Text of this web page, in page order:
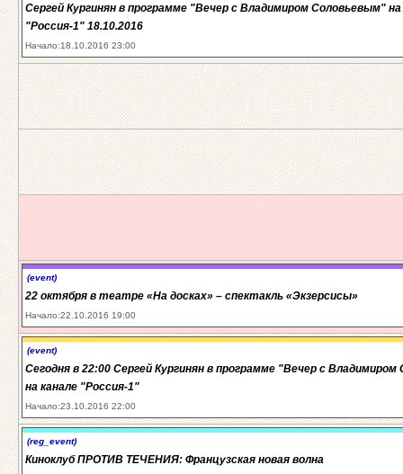
Сергей Кургинян в программе "Вечер с Владимиром Соловьевым" на
"Россия-1" 18.10.2016
Начало:18.10.2016 23:00
(event)
22 октября в театре «На досках» – спектакль «Экзерсисы»
Начало:22.10.2016 19:00
(event)
Сегодня в 22:00 Сергей Кургинян в программе "Вечер с
на канале "Россия-1"
Начало:23.10.2016 22:00
(reg_event)
Киноклуб ПРОТИВ ТЕЧЕНИЯ: Французская новая волна